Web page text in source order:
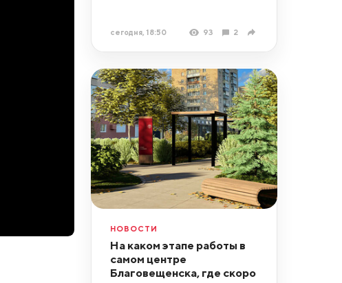
сегодня, 18:50 93 2
НОВОСТИ
На каком этапе работы в
самом центре
Благовещенска, где скоро